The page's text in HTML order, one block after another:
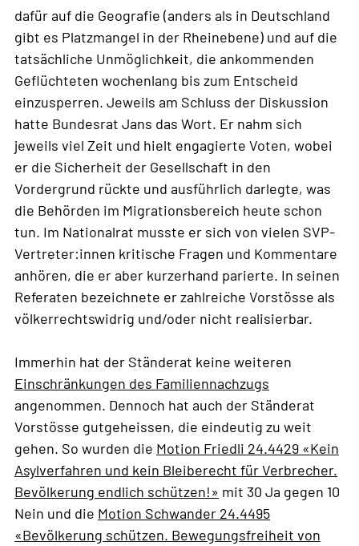
dafür auf die Geografie (anders als in Deutschland
gibt es Platzmangel in der Rheinebene) und auf die
tatsächliche Unmöglichkeit, die ankommenden
Geflüchteten wochenlang bis zum Entscheid
einzusperren. Jeweils am Schluss der Diskussion
hatte Bundesrat Jans das Wort. Er nahm sich
jeweils viel Zeit und hielt engagierte Voten, wobei
er die Sicherheit der Gesellschaft in den
Vordergrund rückte und ausführlich darlegte, was
die Behörden im Migrationsbereich heute schon
tun. Im Nationalrat musste er sich von vielen SVP-
Vertreter:innen kritische Fragen und Kommentare
anhören, die er aber kurzerhand parierte. In seinen
Referaten bezeichnete er zahlreiche Vorstösse als
völkerrechtswidrig und/oder nicht realisierbar.
Immerhin hat der Ständerat keine weiteren
Einschränkungen des Familiennachzugs
angenommen. Dennoch hat auch der Ständerat
Vorstösse gutgeheissen, die eindeutig zu weit
gehen. So wurden die Motion Friedli 24.4429 «Kein
Asylverfahren und kein Bleiberecht für Verbrecher.
Bevölkerung endlich schützen!» mit 30 Ja gegen 10
Nein und die Motion Schwander 24.4495
«Bevölkerung schützen. Bewegungsfreiheit von